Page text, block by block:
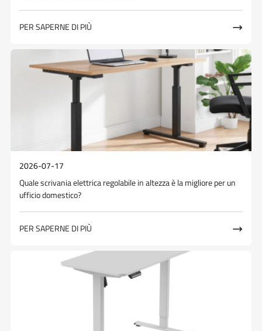
PER SAPERNE DI PIÙ 
2026-07-17
Quale scrivania elettrica regolabile in altezza è la migliore per un
ufficio domestico?
PER SAPERNE DI PIÙ 